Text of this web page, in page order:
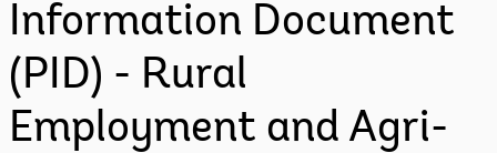
Information Document
(PID) - Rural
Employment and Agri-